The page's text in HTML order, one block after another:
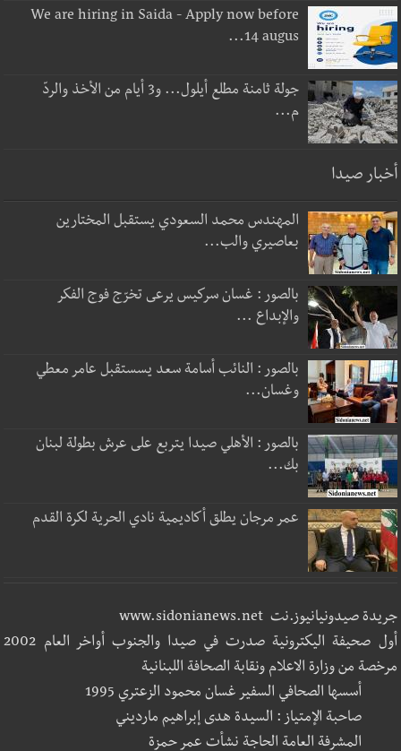
We are hiring in Saida - Apply now before
14 augus...
جولة ثامنة مطلع أيلول... و3 أيام من الأخذ والردّ
م...
أخبار صيدا
المهندس محمد السعودي يستقبل المختارين
بعاصيري والب...
بالصور : غسان سركيس يرعى تخرّج فوج الفكر
والإبداع ...
بالصور : النائب أسامة سعد يسستقبل عامر معطي
وغسان...
بالصور : الأهلي صيدا يتربع على عرش بطولة لبنان
بك...
عمر مرجان يطلق أكاديمية نادي الحرية لكرة القدم
جريدة صيدونيانيوز.نت www.sidonianews.net
أول صحيفة اليكترونية صدرت في صيدا والجنوب أواخر العام 2002
مرخصة من وزارة الاعلام ونقابة الصحافة اللبنانية
أسسها الصحافي السفير غسان محمود الزعتري 1995
صاحبة الإمتياز : السيدة هدى إبراهيم مارديني
المشرفة العامة الحاجة نشأت عمر حمزة